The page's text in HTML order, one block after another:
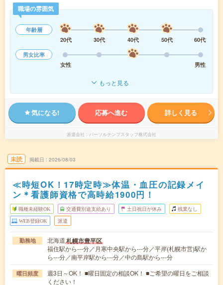
職場の雰囲気
年齢層
20代
30代 40代 50代
60代
男女比率
女性
男性
もっと見る
気になる! 応募へ進む 詳しく見る
派遣会社 パーソルテンプスタッフ株式会社
未読 掲載日 2026/08/03
≪時短OK！17時定時≫体温・血圧の記録メイ
ン＊看護師資格で高時給1900円！
職種未経験OK 交通費別途支給あり 土日祝日が休み 残業なし
WEB登録OK 派遣
勤務地 北海道札幌市豊平区
福住駅から---分／月寒中央駅から---分／平岸(札幌市営)駅か
ら---分／南平岸駅から---分／中の島駅から---分
曜日頻度
週3日～OK！ ■曜日固定の相談OK！ ■ご希望の曜日をご相談
ください！